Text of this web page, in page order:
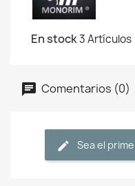
En stock3 Artículos
Comentarios (0)
Sea el